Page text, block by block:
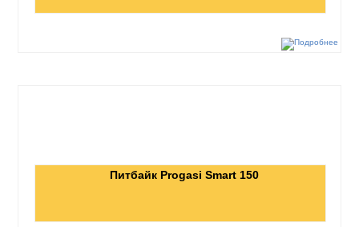
Питбайк Progasi Smart 150